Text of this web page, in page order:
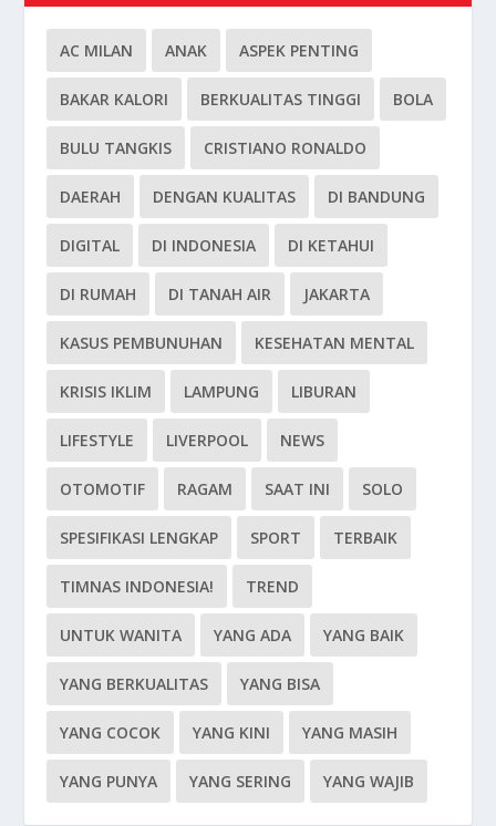
AC MILAN ANAK ASPEK PENTING
BAKAR KALORI BERKUALITAS TINGGI BOLA
BULU TANGKIS CRISTIANO RONALDO
DAERAH DENGAN KUALITAS DI BANDUNG
DIGITAL DI INDONESIA DI KETAHUI
DI RUMAH DI TANAH AIR JAKARTA
KASUS PEMBUNUHAN KESEHATAN MENTAL
KRISIS IKLIM LAMPUNG LIBURAN
LIFESTYLE LIVERPOOL NEWS
OTOMOTIF RAGAM SAAT INI SOLO
SPESIFIKASI LENGKAP SPORT TERBAIK
TIMNAS INDONESIA! TREND
UNTUK WANITA YANG ADA YANG BAIK
YANG BERKUALITAS YANG BISA
YANG COCOK YANG KINI YANG MASIH
YANG PUNYA YANG SERING YANG WAJIB